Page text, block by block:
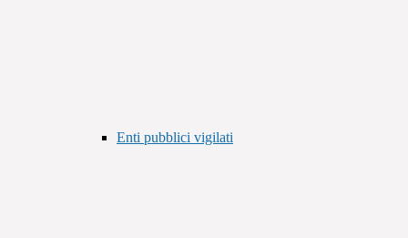
Enti pubblici vigilati